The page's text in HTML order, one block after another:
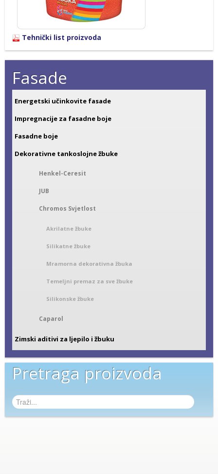
Tehnički list proizvoda
Fasade
Energetski učinkovite fasade
Impregnacije za fasadne boje
Fasadne boje
Dekorativne tankoslojne žbuke
Henkel-Ceresit
JUB
Chromos Svjetlost
Akrilatne žbuke
Silikatne žbuke
Mramorna dekorativna žbuka
Temeljni premaz za sve žbuke
Silikonske žbuke
Caparol
Zimski aditivi za ljepilo i žbuku
Pretraga proizvoda